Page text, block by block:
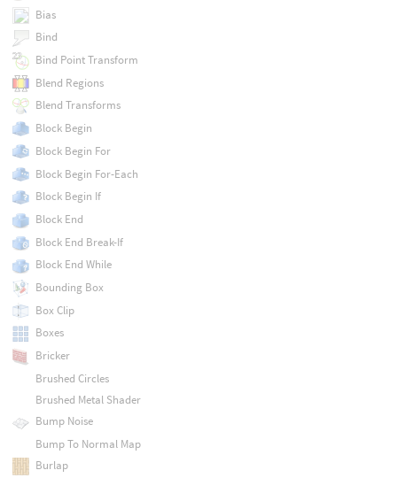
Bias
Bind
Bind Point Transform
Blend Regions
Blend Transforms
Block Begin
Block Begin For
Block Begin For-Each
Block Begin If
Block End
Block End Break-If
Block End While
Bounding Box
Box Clip
Boxes
Bricker
Brushed Circles
Brushed Metal Shader
Bump Noise
Bump To Normal Map
Burlap